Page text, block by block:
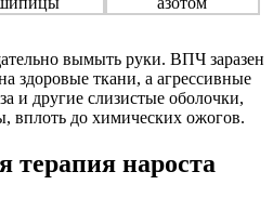
вымыть руки. ВПЧ заразен
здоровые ткани, а агрессивные
и другие слизистые оболочки,
вплоть до химических ожогов.
терапия нароста